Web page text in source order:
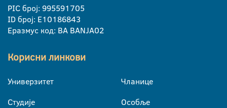
PIC број: 995591705
ID број: E10186843
Еразмус код: BA BANJA02
Корисни линкови
Универзитет
Студије
Чланице
Особље